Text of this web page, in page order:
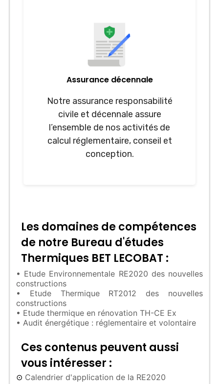
Assurance décennale
Notre assurance responsabilité
civile et décennale assure
l’ensemble de nos activités de
calcul réglementaire, conseil et
conception.
Les domaines de compétences
de notre Bureau d'études
Thermiques BET LECOBAT :
• Etude Environnementale RE2020 des nouvelles
constructions
• Etude Thermique RT2012 des nouvelles
constructions
• Etude thermique en rénovation TH-CE Ex
• Audit énergétique : réglementaire et volontaire
Ces contenus peuvent aussi
vous intéresser :
⊙ Calendrier d'application de la RE2020